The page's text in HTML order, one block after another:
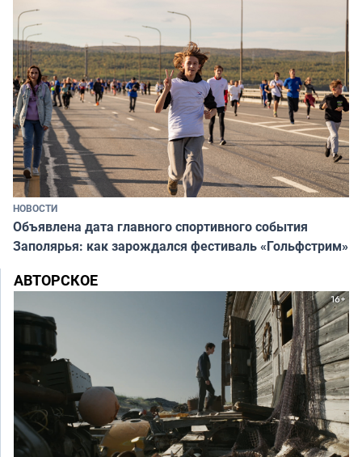
НОВОСТИ
Объявлена дата главного спортивного события
Заполярья: как зарождался фестиваль «Гольфстрим»
АВТОРСКОЕ